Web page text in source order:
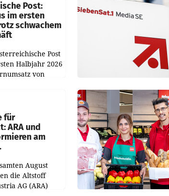
Post:
im ersten
schwachem
Post
Halbjahr 2026
von
was einem Plus
gegenüber
für
ARA und
am
August
die Altstoff
AG (ARA)